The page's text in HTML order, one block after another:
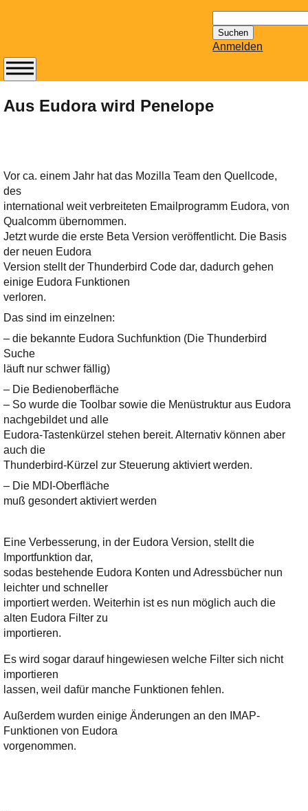
nach:
Anmelden
Aus Eudora wird Penelope
Vor ca. einem Jahr hat das Mozilla Team den Quellcode,
des
international weit verbreiteten Emailprogramm Eudora, von
Qualcomm übernommen.
Jetzt wurde die erste Beta Version veröffentlicht. Die Basis
der neuen Eudora
Version stellt der Thunderbird Code dar, dadurch gehen
einige Eudora Funktionen
verloren.
Das sind im einzelnen:
– die bekannte Eudora Suchfunktion (Die Thunderbird
Suche
läuft nur schwer fällig)
– Die Bedienoberfläche
– So wurde die Toolbar sowie die Menüstruktur aus Eudora
nachgebildet und alle
Eudora-Tastenkürzel stehen bereit. Alternativ können aber
auch die
Thunderbird-Kürzel zur Steuerung aktiviert werden.
– Die MDI-Oberfläche
muß gesondert aktiviert werden
Eine Verbesserung, in der Eudora Version, stellt die
Importfunktion dar,
sodas bestehende Eudora Konten und Adressbücher nun
leichter und schneller
importiert werden. Weiterhin ist es nun möglich auch die
alten Eudora Filter zu
importieren.
Es wird sogar darauf hingewiesen welche Filter sich nicht
importieren
lassen, weil dafür manche Funktionen fehlen.
Außerdem wurden einige Änderungen an den IMAP-
Funktionen von Eudora
vorgenommen.
Abonnieren Sie den
14-tägig
Der ständig aktuelle
Tipps zu Thema
Email für Sie
bereithält!
Wie z.B. Outlook,
GMail, Thunderbird
oder auch
KuNoMail, usw.
Ihre E-Mail
E-Mail
E-Mail bestätigen